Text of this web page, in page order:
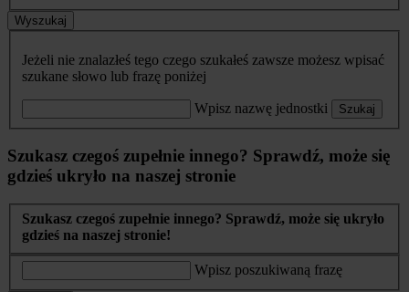
Wyszukaj
Jeżeli nie znalazłeś tego czego szukałeś zawsze możesz wpisać
szukane słowo lub frazę poniżej
Wpisz nazwę jednostki Szukaj
Szukasz czegoś zupełnie innego? Sprawdź, może się
gdzieś ukryło na naszej stronie
Szukasz czegoś zupełnie innego? Sprawdź, może się ukryło
gdzieś na naszej stronie!
Wpisz poszukiwaną frazę